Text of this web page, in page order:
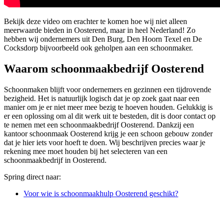
Bekijk deze video om erachter te komen hoe wij niet alleen
meerwaarde bieden in Oosterend, maar in heel Nederland! Zo
hebben wij ondernemers uit Den Burg, Den Hoorn Texel en De
Cocksdorp bijvoorbeeld ook geholpen aan een schoonmaker.
Waarom schoonmaakbedrijf Oosterend
Schoonmaken blijft voor ondernemers en gezinnen een tijdrovende
bezigheid. Het is natuurlijk logisch dat je op zoek gaat naar een
manier om je er niet meer mee bezig te hoeven houden. Gelukkig is
er een oplossing om al dit werk uit te besteden, dit is door contact op
te nemen met een schoonmaakbedrijf Oosterend. Dankzij een
kantoor schoonmaak Oosterend krijg je een schoon gebouw zonder
dat je hier iets voor hoeft te doen. Wij beschrijven precies waar je
rekening mee moet houden bij het selecteren van een
schoonmaakbedrijf in Oosterend.
Spring direct naar:
Voor wie is schoonmaakhulp Oosterend geschikt?